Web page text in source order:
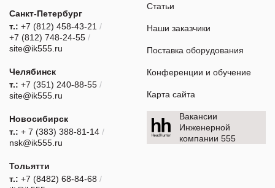
Санкт-Петербург
т.: +7 (812) 458-43-21 /
+7 (812) 748-24-55 /
site@ik555.ru
Челябинск
т.: +7 (351) 240-88-55 /
site@ik555.ru
Новосибирск
т.: + 7 (383) 388-81-14 /
nsk@ik555.ru
Тольятти
т.: +7 (8482) 68-84-68 /
Статьи
Наши заказчики
Поставка оборудования
Конференции и обучение
Карта сайта
Вакансии
Инженерной
компании 555